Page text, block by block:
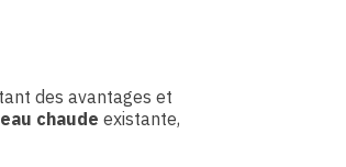
des avantages et
eau chaude existante,